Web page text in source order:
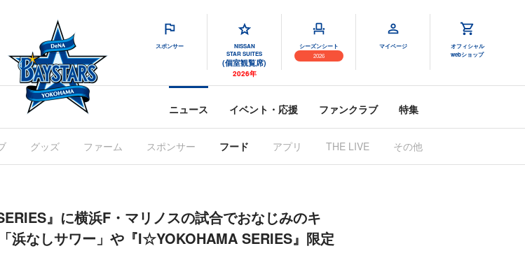
スポンサー
NISSAN
STAR SUITES
(個室観覧席)
2026年
シーズンシート
2026
マイページ
オフィシャル
webショップ
ニュース イベント・応援 ファンクラブ 特集
グッズ ファーム スポンサー フード アプリ THE LIVE その他
』に横浜F・マリノスの試合でおなじみのキ
浜なしサワー」や『I☆YOKOHAMA SERIES』限定